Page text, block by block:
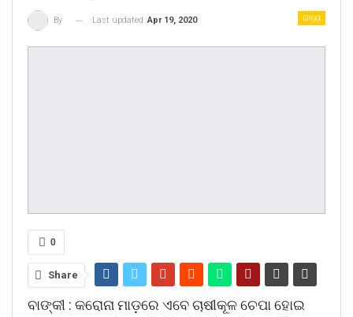
ରାଜ୍ୟ
By Last updated Apr 19, 2020
0
Share
ବାଙ୍କୀ : କରୋନା ମାଡ଼ରେ ଏବେ ଚାଷୀକୂଳ ଚେପା ହୋଇ